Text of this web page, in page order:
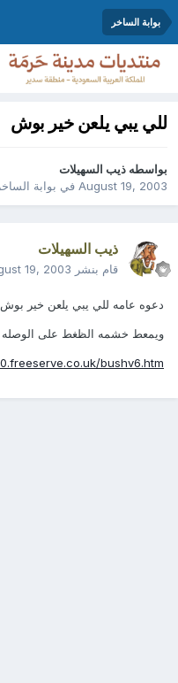
بوابة الساخر
للي يبي يلعن خير بوش
بواسطه ذيب السهيلات
August 19, 2003في بوابة الساخر
ذيب السهيلات
قام بنشر 19, 2003
دعوه عامه للي يبي يلعن خير بوش
ويمعط خشمه الظغط على الوصله
bushv6.htm